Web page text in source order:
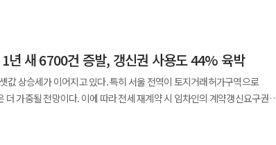
구 월계시영고층아파트 관리사무소에서 ‘사랑의 쌀’ 전달식을 열고 지역
운 날인데 이렇게 겨울을 앞두고 지역 어르신들을 위한 따뜻한 지원을
온이 떨어진 요즘
겨울을 보내는 데 도움이 되길 바란다”며 “앞으로도 지역사회와 상생하는
외에도 전국 각지에서
안, 춘천 등지에서는 주거환경 개선, 복지시설 후원, 장애 예술인 지원 등
년 새 6700건 증발, 갱신권 사용도 44% 육박
값 상승세가 이어지고 있다. 특히 서울 전역이 토지거래허가구역으로
더 가중될 전망이다. 이에 따라 전세 재계약 시 임차인의 계약갱신요구권